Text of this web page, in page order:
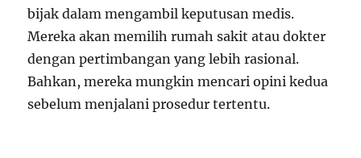
bijak dalam mengambil keputusan medis.
Mereka akan memilih rumah sakit atau dokter
dengan pertimbangan yang lebih rasional.
Bahkan, mereka mungkin mencari opini kedua
sebelum menjalani prosedur tertentu.